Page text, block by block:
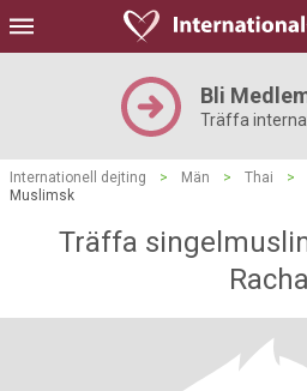
Bli
Träffa
Internationell dejting > Män > Thai >
Muslimsk
Träffa
Racha